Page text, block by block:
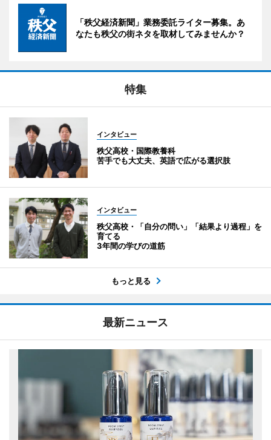
「秩父経済新聞」業務委託ライター募集。あ
なたも秩父の街ネタを取材してみませんか？
特集
インタビュー
秩父高校・国際教養科
苦手でも大丈夫、英語で広がる選択肢
インタビュー
秩父高校・「自分の問い」「結果より過程」を
育てる
3年間の学びの道筋
もっと見る
最新ニュース